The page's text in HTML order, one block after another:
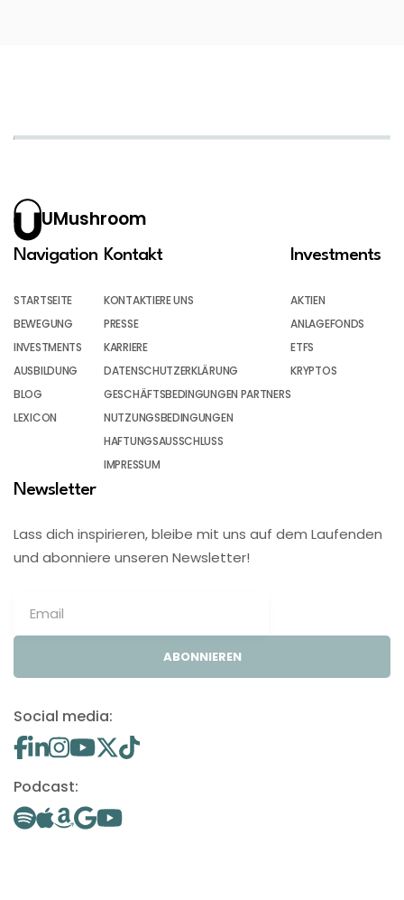
UMushroom
Navigation
STARTSEITE
BEWEGUNG
INVESTMENTS
AUSBILDUNG
BLOG
LEXICON
Kontakt
KONTAKTIERE UNS
PRESSE
KARRIERE
DATENSCHUTZERKLÄRUNG
GESCHÄFTSBEDINGUNGEN PARTNERS
NUTZUNGSBEDINGUNGEN
HAFTUNGSAUSSCHLUSS
IMPRESSUM
Investments
AKTIEN
ANLAGEFONDS
ETFS
KRYPTOS
Newsletter
Lass dich inspirieren, bleibe mit uns auf dem Laufenden
und abonniere unseren Newsletter!
ABONNIEREN
Social media:
Podcast: